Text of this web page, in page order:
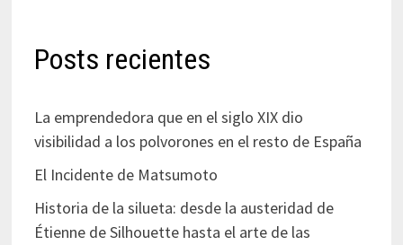
Posts recientes
La emprendedora que en el siglo XIX dio
visibilidad a los polvorones en el resto de España
El Incidente de Matsumoto
Historia de la silueta: desde la austeridad de
Étienne de Silhouette hasta el arte de las